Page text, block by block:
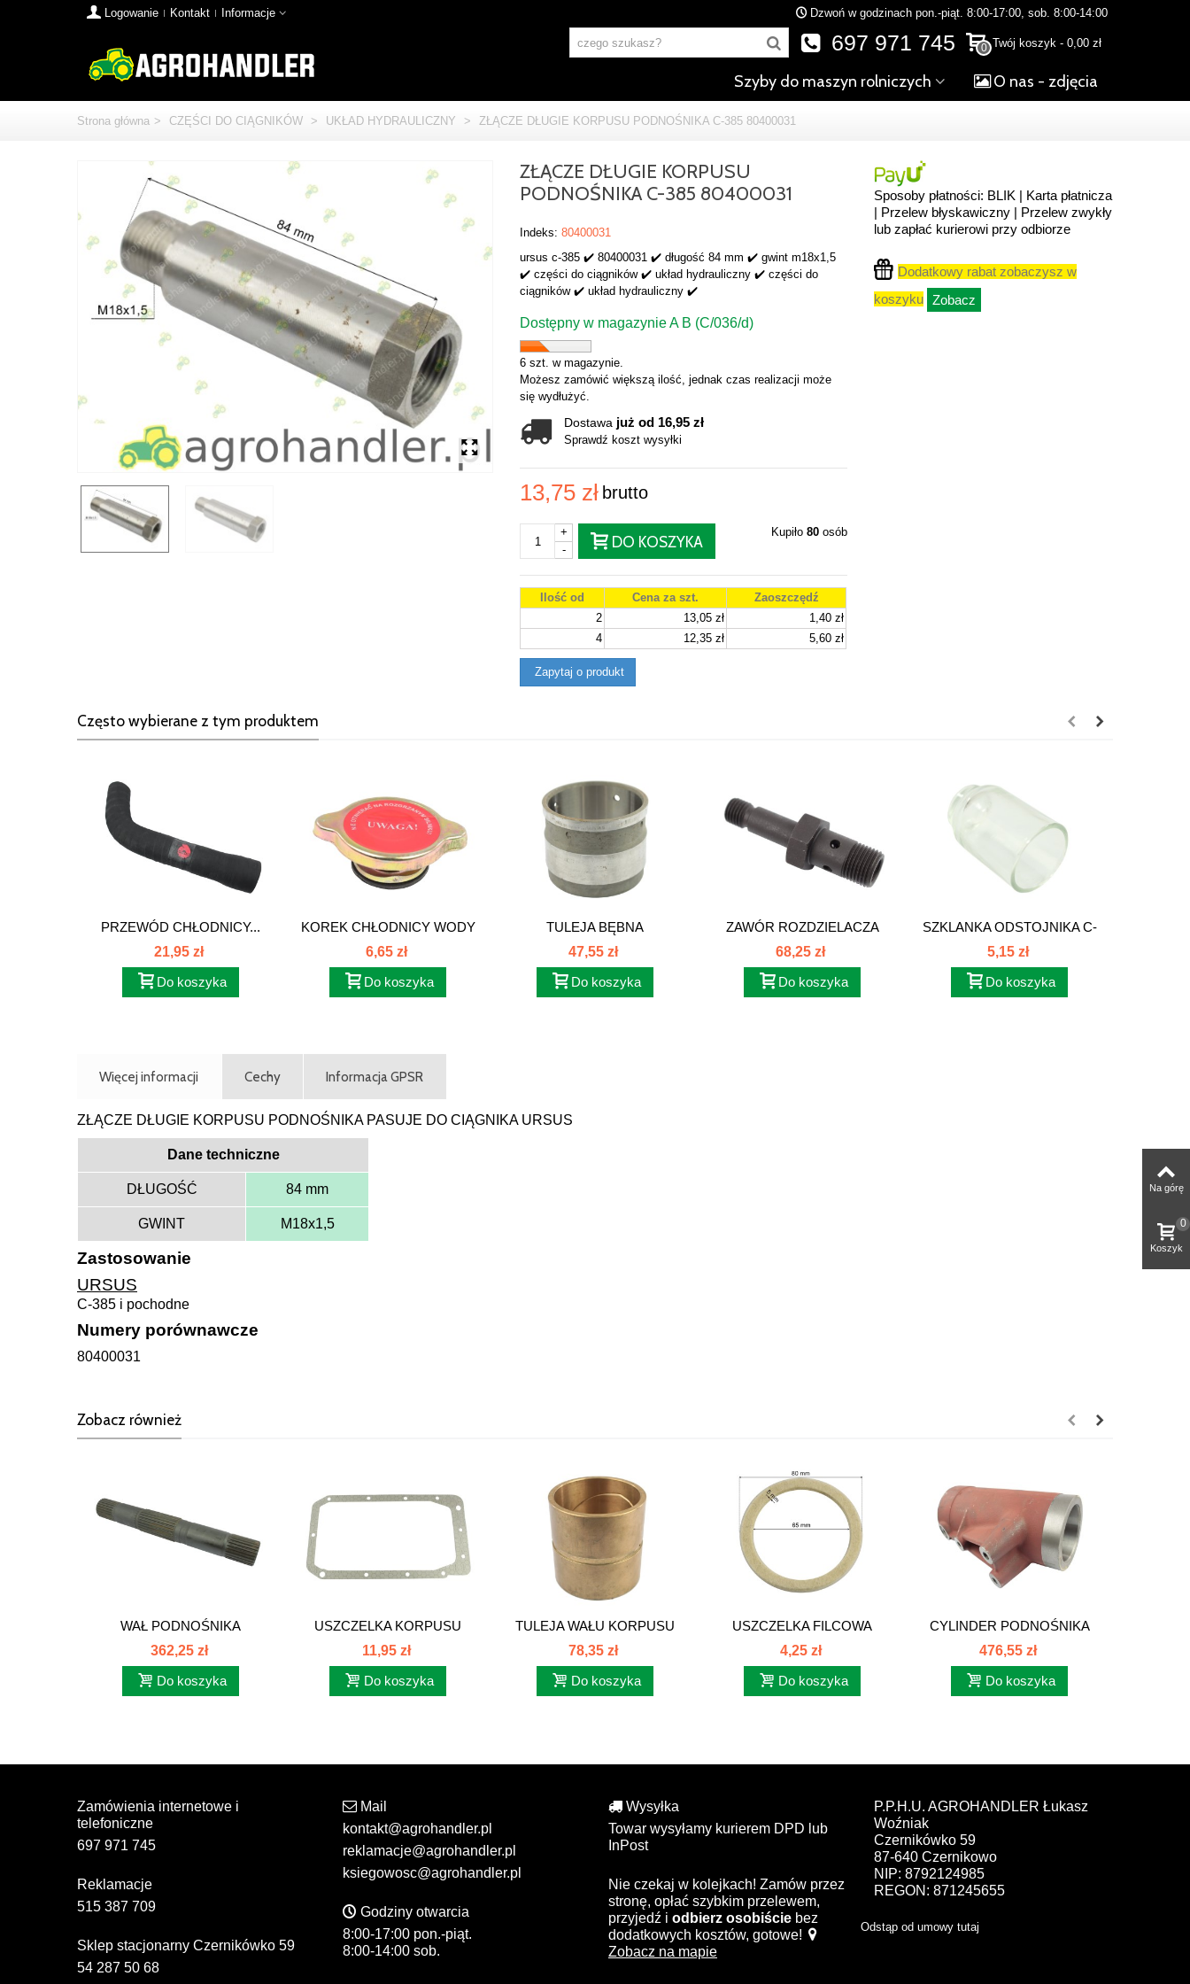
Logowanie Kontakt Informacje Dzwoń w godzinach pon.-piąt. 8:00-17:00, sob. 8:00-14:00
0 Twój koszyk - 0,00 zł
697 971 745
Szyby do maszyn rolniczych O nas - zdjęcia
Strona główna > CZĘŚCI DO CIĄGNIKÓW > UKŁAD HYDRAULICZNY > ZŁĄCZE DŁUGIE KORPUSU PODNOŚNIKA C-385 80400031
ZŁĄCZE DŁUGIE KORPUSU
PODNOŚNIKA C-385 80400031
Indeks: 80400031
ursus c-385 ✔️ 80400031 ✔️ długość 84 mm ✔️ gwint m18x1,5
✔️ części do ciągników ✔️ układ hydrauliczny ✔️ części do
ciągników ✔️ układ hydrauliczny ✔️
Dostępny w magazynie A B (C/036/d)
6 szt. w magazynie.
Możesz zamówić większą ilość, jednak czas realizacji może
się wydłużyć.
Dostawa już od 16,95 zł
Sprawdź koszt wysyłki
13,75 zł brutto
-
+
DO KOSZYKA
Kupiło 80osób
Ilość od Cena za szt.
Zaoszczędź
2
13,05 zł
1,40 zł
4
12,35 zł 5,60 zł
Zapytaj o produkt
Sposoby płatności: BLIK | Karta płatnicza
| Przelew błyskawiczny | Przelew zwykły
lub zapłać kurierowi przy odbiorze
Dodatkowy rabat zobaczysz w
koszyku Zobacz
Często wybierane z tym produktem
PRZEWÓD CHŁODNICY...
21,95 zł
Do koszyka
KOREK CHŁODNICY WODY
C-360...
6,65 zł
Do koszyka
TULEJA BĘBNA
WZMACNIACZA...
47,55 zł
Do koszyka
ZAWÓR ROZDZIELACZA
OBWODU...
68,25 zł
Do koszyka
SZKLANKA ODSTOJNIKA C-
385...
5,15 zł
Do koszyka
Więcej informacji Cechy Informacja GPSR
ZŁĄCZE DŁUGIE KORPUSU PODNOŚNIKA PASUJE DO CIĄGNIKA URSUS
Dane techniczne
DŁUGOŚĆ 84 mm
GWINT M18x1,5
Zastosowanie
URSUS
C-385 i pochodne
Numery porównawcze
80400031
Zobacz również
WAŁ PODNOŚNIKA
HYDRAULICZNEGO...
362,25 zł
Do koszyka
USZCZELKA KORPUSU
PODNOŚNIKA...
11,95 zł
Do koszyka
TULEJA WAŁU KORPUSU
PODNOŚNIKA...
78,35 zł
Do koszyka
USZCZELKA FILCOWA
WAŁU...
4,25 zł
Do koszyka
CYLINDER PODNOŚNIKA
C385. 80400012
476,55 zł
Do koszyka
Zamówienia internetowe i
telefoniczne
697 971 745
Reklamacje
515 387 709
Sklep stacjonarny Czernikówko 59
54 287 50 68
Mail
kontakt@agrohandler.pl
reklamacje@agrohandler.pl
ksiegowosc@agrohandler.pl
Godziny otwarcia
8:00-17:00 pon.-piąt.
8:00-14:00 sob.
Wysyłka
Towar wysyłamy kurierem DPD lub
InPost
Nie czekaj w kolejkach! Zamów przez
stronę, opłać szybkim przelewem,
przyjedź i odbierz osobiście bez
dodatkowych kosztów, gotowe!
Zobacz na mapie
P.P.H.U. AGROHANDLER Łukasz
Woźniak
Czernikówko 59
87-640 Czernikowo
NIP: 8792124985
REGON: 871245655
Odstąp od umowy tutaj
Na górę
Koszyk
0